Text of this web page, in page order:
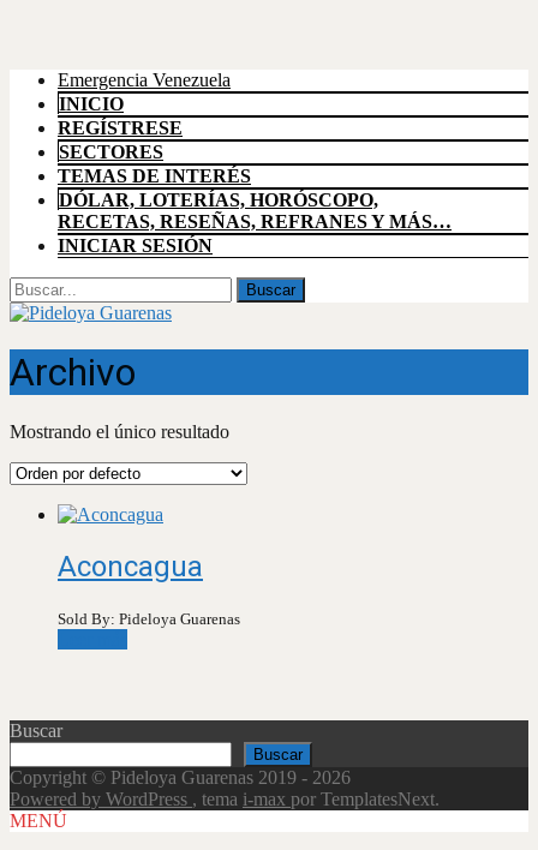
Emergencia Venezuela
INICIO
REGÍSTRESE
SECTORES
TEMAS DE INTERÉS
DÓLAR, LOTERÍAS, HORÓSCOPO,
RECETAS, RESEÑAS, REFRANES Y MÁS…
INICIAR SESIÓN
Buscar
por:
Archivo
Mostrando el único resultado
Aconcagua
Sold By: Pideloya Guarenas
Buscar
Buscar
Copyright © Pideloya Guarenas 2019 - 2026
Powered by WordPress , tema i-max por TemplatesNext.
MENÚ